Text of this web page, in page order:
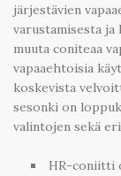
järjestävien
varustamisesta
muuta coniteaa
vapaaehtoisia
koskevista
sesonki on
valintojen sekä
HR-coniitti